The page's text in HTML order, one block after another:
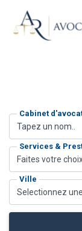
Cabinet
Services &
Faites votre
Ville
Selectionnez